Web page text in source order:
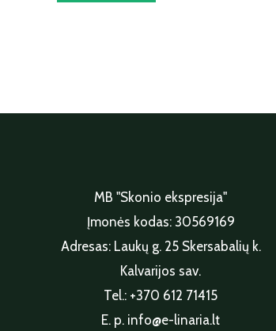
MB "Skonio ekspresija"
Įmonės kodas: 30569169
Adresas: Laukų g. 25 Skersabalių k.
Kalvarijos sav.
Tel.: +370 612 71415
E. p. info@e-linaria.lt